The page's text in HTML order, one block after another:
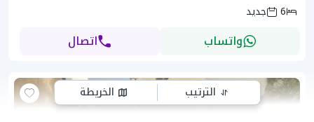
الترتيب الخريطة
6
جديد
واتساب اتصال